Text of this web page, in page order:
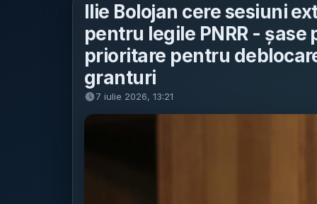
Ilie Bolojan cere sesiuni
pentru legile PNRR -
prioritare pentru
granturi
7 iulie 2026, 13:21